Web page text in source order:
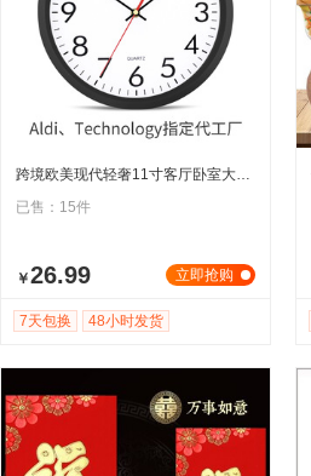
跨境欧美现代轻奢11寸客厅卧室大堂挂钟超静音扫描壁挂墙贴钟H906
已售：15件
立即抢购
￥26.99
7天包换 48小时发货